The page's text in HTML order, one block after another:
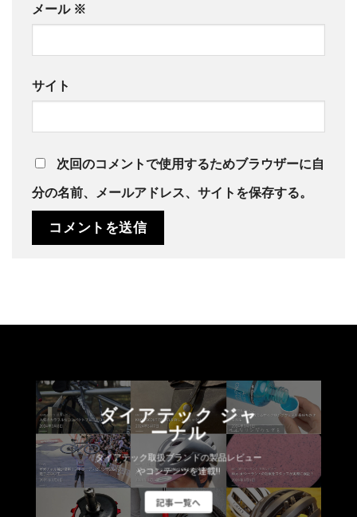
メール ※
サイト
次回のコメントで使用するためブラウザーに自
分の名前、メールアドレス、サイトを保存する。
ダイアテック ジャ
ーナル
ダイアテック取扱ブランドの製品レビュー
やコンテンツを連載!!
記事一覧へ